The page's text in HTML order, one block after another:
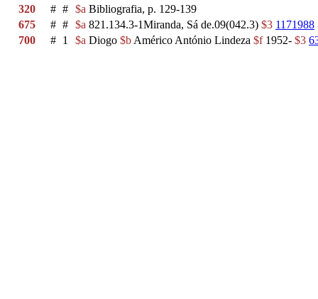
320
# # $a Bibliografia, p. 129-139
675
# # $a 821.134.3-1Miranda, Sá de.09(042.3) $3 1171988
700
# 1 $a Diogo $b Américo António Lindeza $f1952- $3